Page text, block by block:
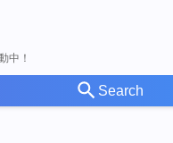
中！